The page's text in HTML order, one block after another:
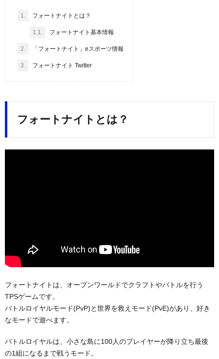
1. フォートナイトとは？
1.1. フォートナイト基本情報
2. 「フォートナイト」eスポーツ情報
3. フォートナイト Twitter
フォートナイトとは？
フォートナイトは、オープンワールドでクラフトやバトルを行う
TPSゲームです。
バトルロイヤルモード(PvP)と世界を救えモード(PvE)があり、好き
なモードで遊べます。
バトルロイヤルは、小さな島に100人のプレイヤーが降り立ち最後
の1組になるまで戦うモード。